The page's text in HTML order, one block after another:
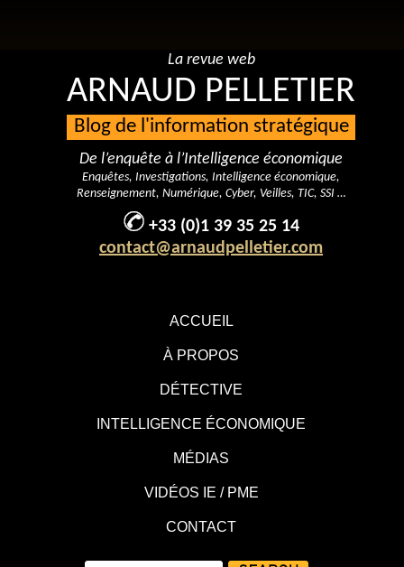
ACCUEIL
À PROPOS
DÉTECTIVE
INTELLIGENCE ÉCONOMIQUE
MÉDIAS
VIDÉOS IE / PME
CONTACT
La revue web
ARNAUD PELLETIER
Blog de l'information stratégique
De l’enquête à l’Intelligence économique
Enquêtes, Investigations, Intelligence économique,
Renseignement, Numérique, Cyber, Veilles, TIC, SSI …
+33 (0)1 39 35 25 14
contact@arnaudpelletier.com